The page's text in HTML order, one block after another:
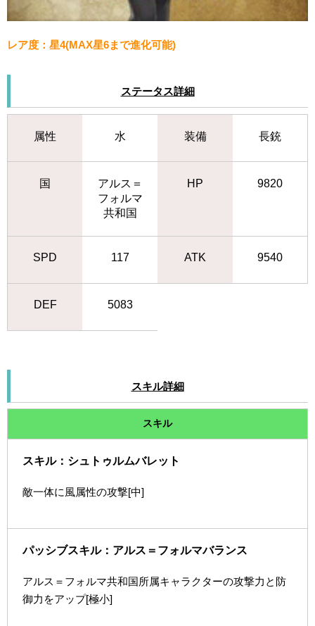
レア度：星4(MAX星6まで進化可能)
ステータス詳細
属性 水 装備 長銃
国
アルス＝
フォルマ
共和国
HP 9820
SPD 117 ATK 9540
DEF 5083
スキル詳細
スキル
スキル：シュトゥルムバレット
敵一体に風属性の攻撃[中]
パッシブスキル：アルス＝フォルマバランス
アルス＝フォルマ共和国所属キャラクターの攻撃力と防
御力をアップ[極小]